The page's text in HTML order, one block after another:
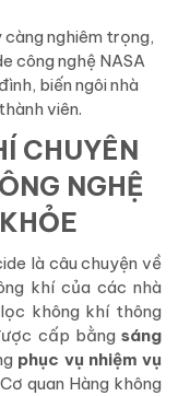
càng nghiêm trọng,
công nghệ NASA
biến ngôi nhà
viên.
CHUYÊN
NGHỆ
là câu chuyện về
khí của các nhà
không khí thông
cấp bằng sáng
phục vụ nhiệm vụ
quan Hàng không